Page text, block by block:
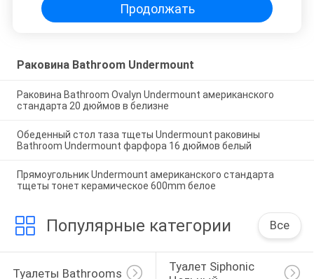
Продолжать
Раковина Bathroom Undermount
Раковина Bathroom Ovalyn Undermount американского
стандарта 20 дюймов в белизне
Обеденный стол таза тщеты Undermount раковины
Bathroom Undermount фарфора 16 дюймов белый
Прямоугольник Undermount американского стандарта
тщеты тонет керамическое 600mm белое
Популярные категории Все
Туалеты Bathrooms
Туалет Siphonic